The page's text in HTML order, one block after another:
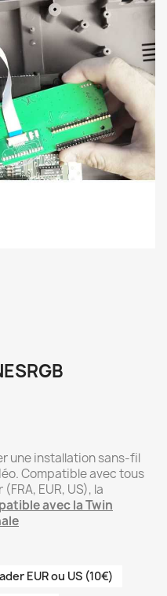
une installation sans-fil
Compatible avec tous
EUR, US), la
avec la Twin
EUR ou US (10€)